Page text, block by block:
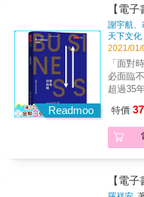
上購物
也推出
驗。 ▍我還有更多關於屈臣氏的問題，應該如
何是好？ &rarr; 馬上將《街角的藥妝龍
入你的
惑。 & 本書特色 & ★ 詳細檢視屈臣氏180年的
歷史，
★ 結合
同體驗
代的驚心動魄。 ★ 從
「中華
興運動
首創臺
波環島
場改造
政源立
組」，
動，讓
初期就
曝光3
「鳴日
車大廳
迴響；
Readmoo
【電
謝宇航、
天下文化
2021/01/
「面對
必面臨
超過35
之後，
安內凝
過去既
透過八
紀錄，
特價
【電